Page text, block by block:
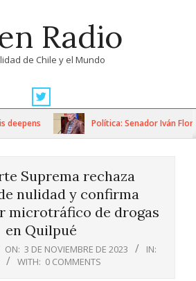
Radio
de Chile y el Mundo
Política: Senador Iván Flores
Suprema rechaza
nulidad y confirma
microtráfico de drogas
en Quilpué
ON: 3 DE NOVIEMBRE DE 2023
IN:
WITH: 0 COMMENTS